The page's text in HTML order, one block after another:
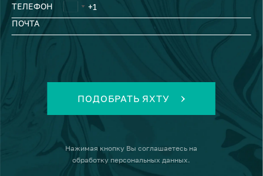
ТЕЛЕФОН
ПОЧТА
ПОДОБРАТЬ ЯХТУ
Нажимая кнопку Вы соглашаетесь на
обработку персональных данных.